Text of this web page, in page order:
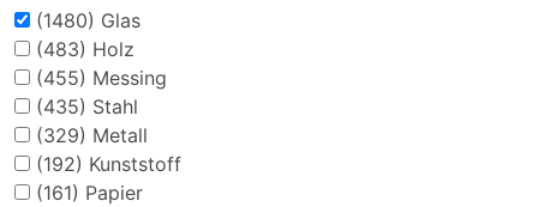
(1480) Glas
(483) Holz
(455) Messing
(435) Stahl
(329) Metall
(192) Kunststoff
(161) Papier